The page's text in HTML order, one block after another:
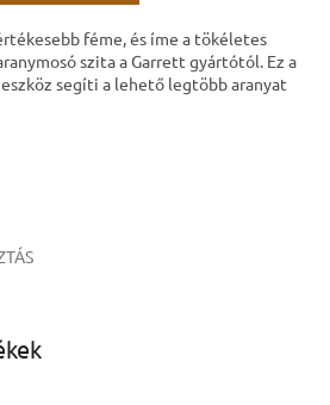
féme, és íme a tökéletes
szita a Garrett gyártótól. Ez a
segíti a lehető legtöbb aranyat